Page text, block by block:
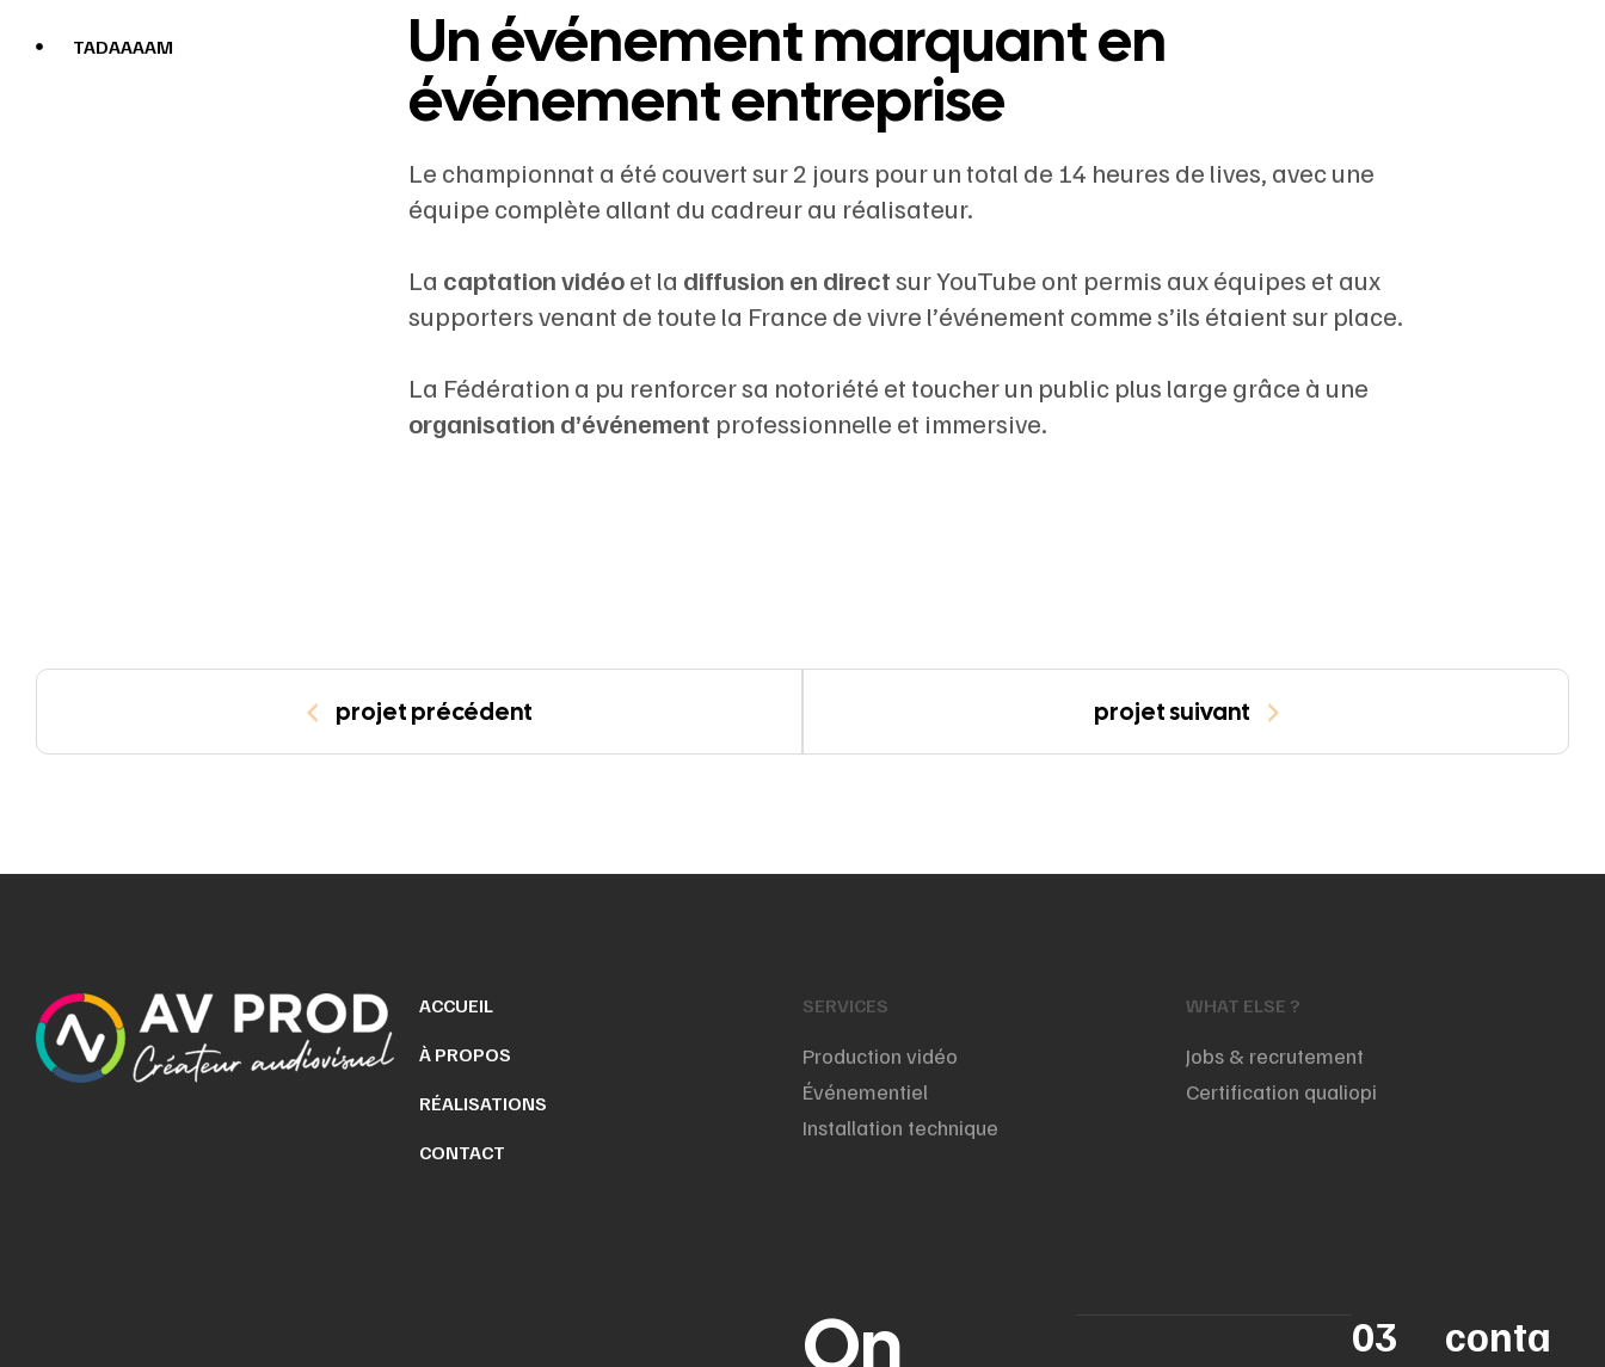
TADAAAAM Un événement marquant en
événement entreprise
Le championnat a été couvert sur 2 jours pour un total de 14 heures de lives, avec une
équipe complète allant du cadreur au réalisateur.
La captation vidéoet la diffusion en directsur YouTube ont permis aux équipes et aux
supporters venant de toute la France de vivre l’événement comme s’ils étaient sur place.
La Fédération a pu renforcer sa notoriété et toucher un public plus large grâce à une
organisation d’événement professionnelle et immersive.
projet précédent projet suivant
ACCUEIL
À PROPOS
RÉALISATIONS
CONTACT
SERVICES
Production vidéo
Événementiel
Installation technique
WHAT ELSE ?
Jobs & recrutement
Certification qualiopi
On
03
conta